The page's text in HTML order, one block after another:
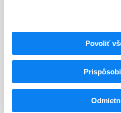
Povoliť
Indikačná skupina
21 - ANTIEPILEPTICA,
N02
Analgetiká
Iné analgetiká a